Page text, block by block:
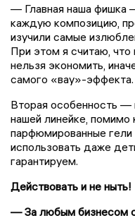
— Главная наша фишка
каждую композицию,
изучили самые
При этом я считаю, что
нельзя экономить,
самого «вау»-эффекта.
Вторая особенность —
нашей линейке, помимо
парфюмированные
использовать даже
гарантируем.
Действовать и не ныть!
— За любым бизнесом